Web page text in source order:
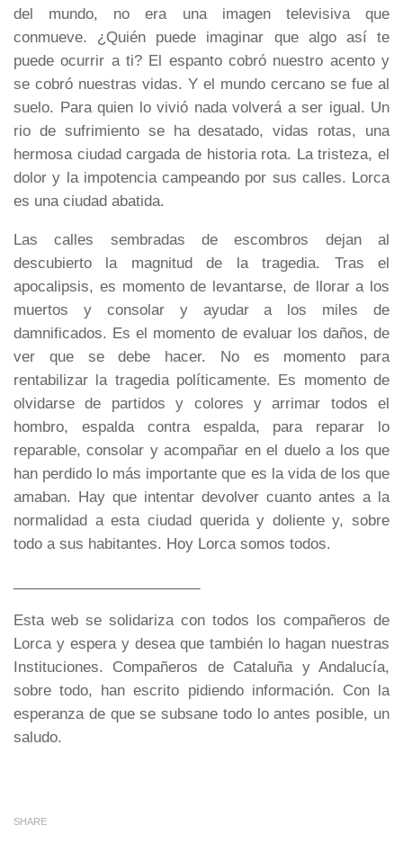
del mundo, no era una imagen televisiva que
conmueve. ¿Quién puede imaginar que algo así te
puede ocurrir a ti? El espanto cobró nuestro acento y
se cobró nuestras vidas. Y el mundo cercano se fue al
suelo. Para quien lo vivió nada volverá a ser igual. Un
rio de sufrimiento se ha desatado, vidas rotas, una
hermosa ciudad cargada de historia rota. La tristeza, el
dolor y la impotencia campeando por sus calles. Lorca
es una ciudad abatida.
Las calles sembradas de escombros dejan al
descubierto la magnitud de la tragedia. Tras el
apocalipsis, es momento de levantarse, de llorar a los
muertos y consolar y ayudar a los miles de
damnificados. Es el momento de evaluar los daños, de
ver que se debe hacer. No es momento para
rentabilizar la tragedia políticamente. Es momento de
olvidarse de partidos y colores y arrimar todos el
hombro, espalda contra espalda, para reparar lo
reparable, consolar y acompañar en el duelo a los que
han perdido lo más importante que es la vida de los que
amaban. Hay que intentar devolver cuanto antes a la
normalidad a esta ciudad querida y doliente y, sobre
todo a sus habitantes. Hoy Lorca somos todos.
Esta web se solidariza con todos los compañeros de
Lorca y espera y desea que también lo hagan nuestras
Instituciones. Compañeros de Cataluña y Andalucía,
sobre todo, han escrito pidiendo información. Con la
esperanza de que se subsane todo lo antes posible, un
saludo.
SHARE